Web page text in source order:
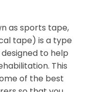
as sports tape,
tape) is a type
to help
This
of the best